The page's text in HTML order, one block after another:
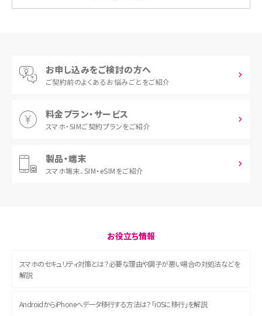
お申し込みをご検討の方へ
ご契約前のよくあるお悩みごとをご紹介
料金プラン・サービス
スマホ・SIMご契約プランをご紹介
製品・端末
スマホ端末、SIM・eSIMをご紹介
お役立ち情報
スマホのセキュリティ対策とは？必要な理由や調子が悪い場合の対処法などを
解説
AndroidからiPhoneへデータ移行する方法は？「iOSに移行」を解説